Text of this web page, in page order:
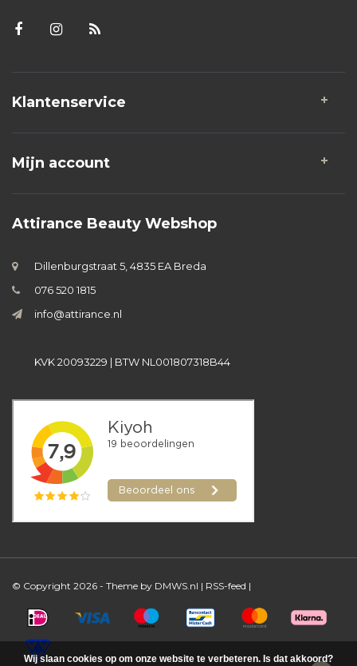
Klantenservice
Mijn account
Attirance Beauty Webshop
Dillenburgstraat 5, 4835 EA Breda
076 520 1815
info@attirance.nl
KVK 20093229 | BTW NL001807318B44
© Copyright 2026 - Theme by DMWS.nl | RSS-feed |
Wij slaan cookies op om onze website te verbeteren. Is dat akkoord?